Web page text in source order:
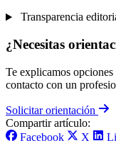
Transparencia
¿Necesitas
Te explicamos
contacto con un
Solicitar orientación
Compartir artículo:
Facebook
X